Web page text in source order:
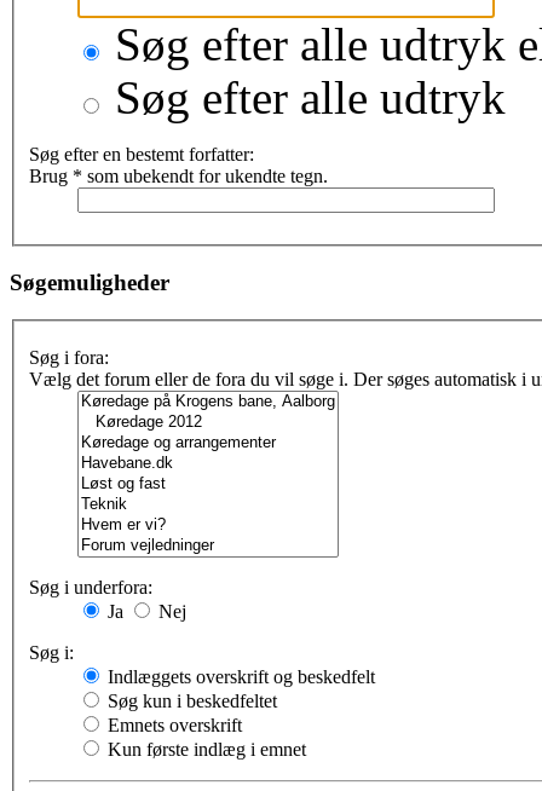
Søg efter alle udtryk
Søg efter alle udtryk
Søg efter en bestemt forfatter:
Brug * som ubekendt for ukendte tegn.
Søgemuligheder
Søg i fora:
Vælg det forum eller de fora du vil søge i. Der søges automatisk i
Søg i underfora:
Ja
Nej
Søg i:
Indlæggets overskrift og beskedfelt
Søg kun i beskedfeltet
Emnets overskrift
Kun første indlæg i emnet